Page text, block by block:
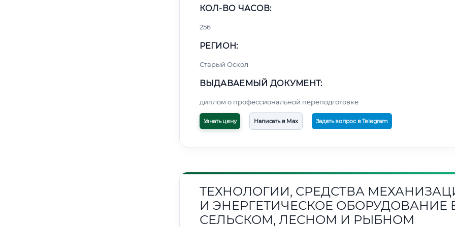
КОЛ-ВО ЧАСОВ:
256
РЕГИОН:
Старый Оскол
ВЫДАВАЕМЫЙ ДОКУМЕНТ:
диплом о профессиональной переподготовке
Узнать цену Написать в Max Задать вопрос в Telegram
ТЕХНОЛОГИИ, СРЕДСТВА
И ЭНЕРГЕТИЧЕСКОЕ ОБОРУДОВАНИЕ
СЕЛЬСКОМ, ЛЕСНОМ И РЫБНОМ